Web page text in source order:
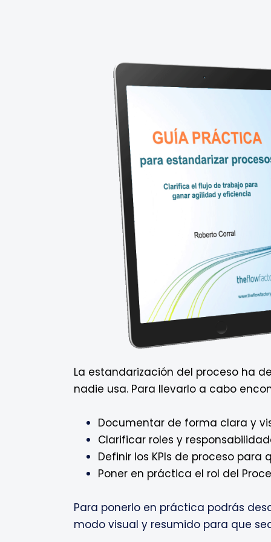
La estandarización del proceso ha
nadie usa. Para llevarlo a cabo
Documentar de forma clara y
Clarificar roles y
Definir los KPIs de proceso
Poner en práctica el rol del
Para ponerlo en práctica podrás
modo visual y resumido para que